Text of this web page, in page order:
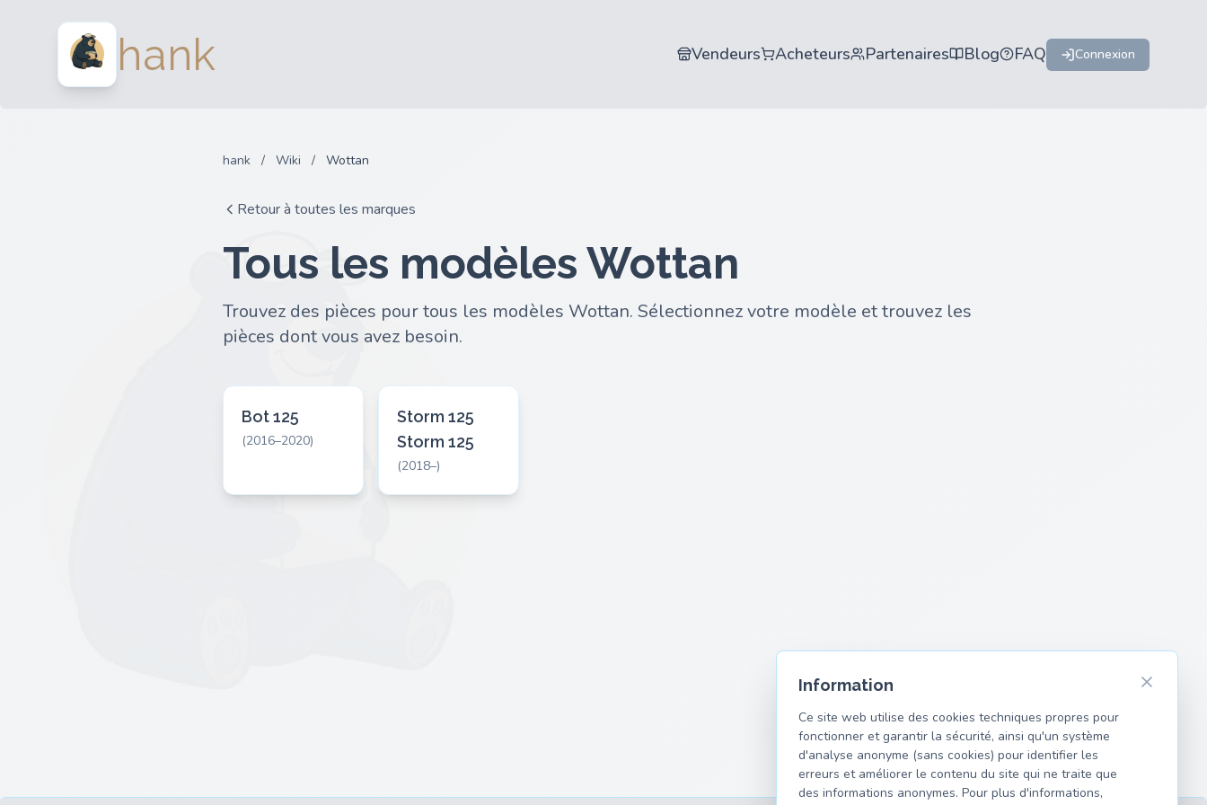
hank Vendeurs Acheteurs Partenaires Blog FAQ Connexion
hank / Wiki / Wottan
Retour à toutes les marques
Tous les modèles Wottan
Trouvez des pièces pour tous les modèles Wottan. Sélectionnez votre modèle et trouvez les
pièces dont vous avez besoin.
Bot 125
(2016–2020)
Storm 125
Storm 125
(2018–)
Information
Ce site web utilise des cookies techniques propres pour
fonctionner et garantir la sécurité, ainsi qu'un système
d'analyse anonyme (sans cookies) pour identifier les
erreurs et améliorer le contenu du site qui ne traite que
des informations anonymes. Pour plus d'informations,